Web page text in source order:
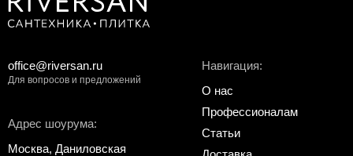
Адрес шоурума:
Москва, Даниловская
Навигация:
О нас
Профессионалам
Статьи
office@riversan.ru
Для вопросов и предложений